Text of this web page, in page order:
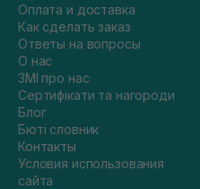
Оплата и доставка
Как сделать заказ
Ответы на вопросы
О нас
ЗМІ про нас
Сертифікати та нагороди
Блог
Бюті словник
Контакты
Условия использования
сайта